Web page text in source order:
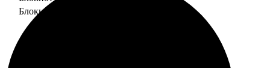
Блокнот 15х20 линейка